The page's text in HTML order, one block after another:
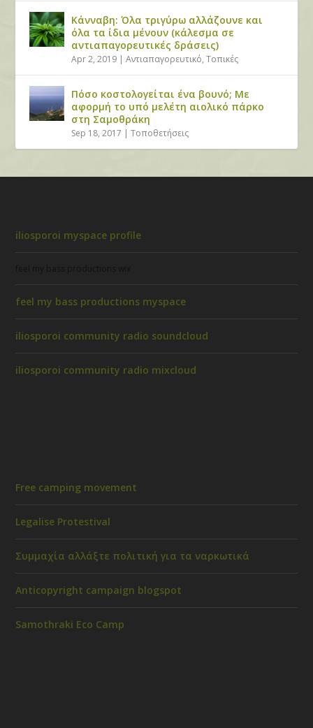
Κάνναβη: Όλα τριγύρω αλλάζουνε και
όλα τα ίδια μένουν (κάλεσμα σε
αντιαπαγορευτικές δράσεις)
Apr 2, 2019 |Αντιαπαγορευτικό,Τοπικές
Πόσο κοστολογείται ένα βουνό; Με
αφορμή το υπό μελέτη αιολικό πάρκο
στη Σαμοθράκη
Sep 18, 2017 |Τοποθετήσεις
iliosporoi myspace profile
feel my bass productions myspace
iliosporoi community radio soundcloud
iliosporoi community radio mixcloud
Free camping movement
Legalise Protestival
Συμμαχία αλλάξτε πολιτική για τα ναρκωτικά
Anticopyright campaign blogspot
Samothraki Eco Camp